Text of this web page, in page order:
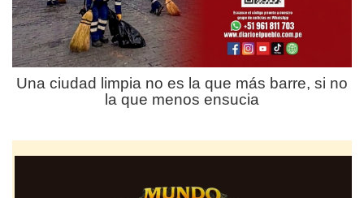
Una ciudad limpia no es la que más barre, si no
la que menos ensucia